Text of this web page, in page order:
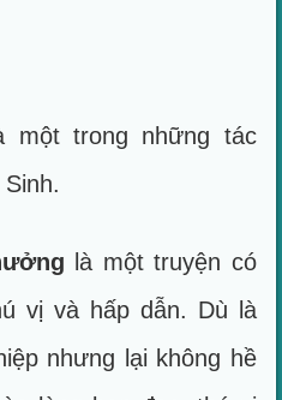
một trong những tác
là một truyện có
vị và hấp dẫn. Dù là
nhưng lại không hề